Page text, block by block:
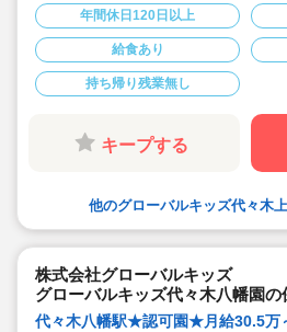
◆年間休日125日以上！
◆子育て期間中は時短勤務
◆半日有給OKで子育て中の
◆会社独自の休暇制度があ
わずノビノビと働きやすい環
◆宿舎借上げ制度利用可能で
◆職員間の人間関係を大事
新しい仲間も皆でサポート
染めるか不安な方ブランク
リアチェンジの方！どんな
いながら保育をする環境です
能です！
す！
◆充実の福利厚生、海外研
成長し続けられる環境が整
年間休日120日以上
給食あり
持ち帰り残業無し
キープする
他のグローバルキッズ代々木
株式会社グローバルキッズ
グローバルキッズ代々木八幡園の
代々木八幡駅★認可園★月給30.5